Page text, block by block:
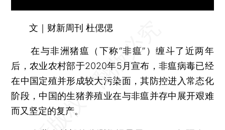
文｜财新周刊 杜偲偲
在与非洲猪瘟（下称“非瘟”）缠斗了近两年
后，农业农村部于2020年5月宣布，非瘟病毒已经
在中国定殖并形成较大污染面，其防控进入常态化
阶段，中国的生猪养殖业在与非瘟并存中展开艰难
而又坚定的复产。